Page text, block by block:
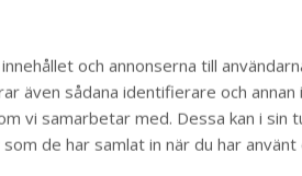
och annonserna till
även sådana identifierare och
vi samarbetar med. Dessa kan i sin
de har samlat in när du har
på att växa
den platsen.
Framtiden som är på
att träffa andra? Var behöver